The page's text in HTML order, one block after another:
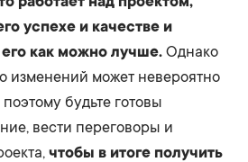
успехе и качестве и
как можно лучше. Однако
изменений может невероятно
будьте готовы
вести переговоры и
чтобы в итоге получить